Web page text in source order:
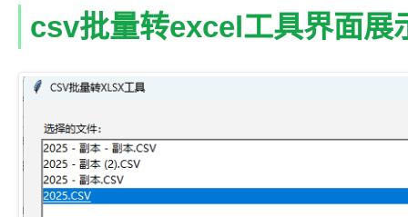
csv批量转excel工具界面展